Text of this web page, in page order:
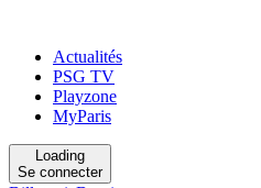
Actualités
PSG TV
Playzone
MyParis
Loading
Se connecter